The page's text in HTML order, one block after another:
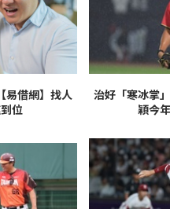
易借網】找人
位
治好「寒冰掌
穎今